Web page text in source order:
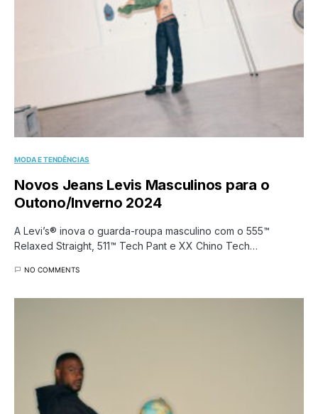
MODA E TENDÊNCIAS
Novos Jeans Levis Masculinos para o
Outono/Inverno 2024
A Levi’s® inova o guarda-roupa masculino com o 555™
Relaxed Straight, 511™ Tech Pant e XX Chino Tech…
NO COMMENTS